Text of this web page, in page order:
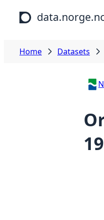
Skip to main content
Home Datasets